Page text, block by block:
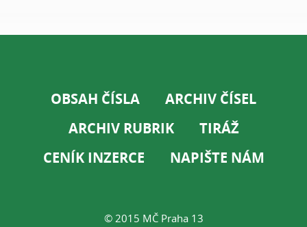
OBSAH ČÍSLA
ARCHIV ČÍSEL
ARCHIV RUBRIK
TIRÁŽ
CENÍK INZERCE
NAPIŠTE NÁM
© 2015 MČ Praha 13